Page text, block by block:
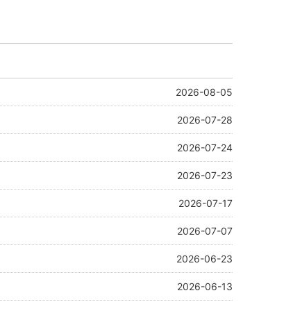
2026-08-05
2026-07-28
2026-07-24
2026-07-23
2026-07-17
2026-07-07
2026-06-23
2026-06-13